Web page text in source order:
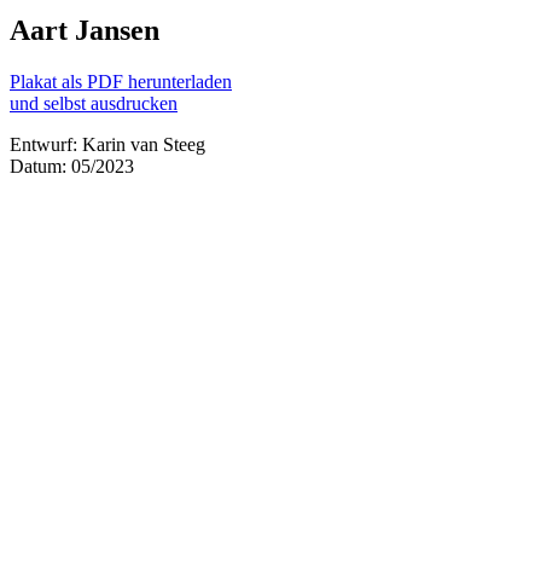
Aart Jansen
Plakat als PDF herunterladen
und selbst ausdrucken
Entwurf: Karin van Steeg
Datum: 05/2023